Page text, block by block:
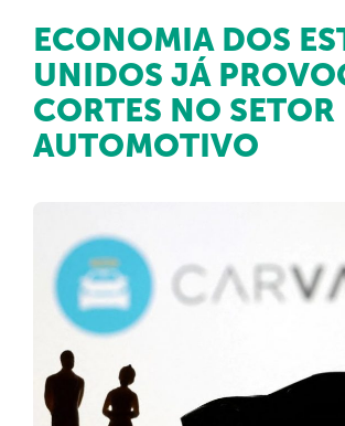
ECONOMIA DOS
UNIDOS JÁ
CORTES NO SETOR
AUTOMOTIVO